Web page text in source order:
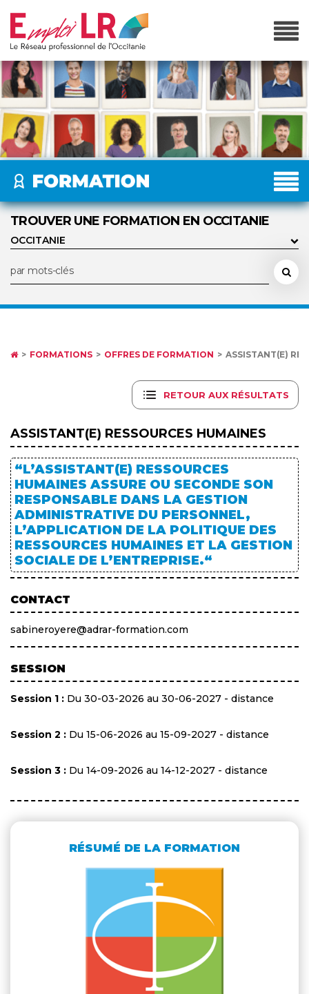
TROUVER UNE FORMATION EN OCCITANIE
FORMATIONS OFFRES DE FORMATION ASSISTANT(E)
RETOUR AUX RÉSULTATS
ASSISTANT(E) RESSOURCES HUMAINES
“L’ASSISTANT(E) RESSOURCES
HUMAINES ASSURE OU SECONDE SON
RESPONSABLE DANS LA GESTION
ADMINISTRATIVE DU PERSONNEL,
L’APPLICATION DE LA POLITIQUE DES
RESSOURCES HUMAINES ET LA GESTION
SOCIALE DE L’ENTREPRISE.“
CONTACT
sabineroyere@adrar-formation.com
SESSION
Session 1 : Du 30-03-2026 au 30-06-2027 - distance
Session 2 : Du 15-06-2026 au 15-09-2027 - distance
Session 3 : Du 14-09-2026 au 14-12-2027 - distance
RÉSUMÉ DE LA FORMATION